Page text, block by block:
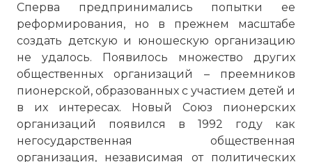
Сперва предпринимались попытки ее
реформирования, но в прежнем масштабе
создать детскую и юношескую организацию
не удалось. Появилось множество других
общественных организаций – преемников
пионерской, образованных с участием детей и
в их интересах. Новый Союз пионерских
организаций появился в 1992 году как
негосударственная общественная
организация, независимая от политических